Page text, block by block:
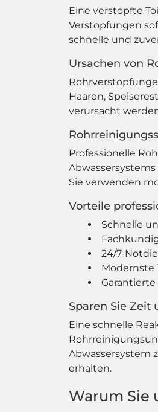
Eine verstopfte
Verstopfungen
schnelle und
Ursachen von
Haaren,
verursacht
Professionelle
Sie verwenden
Vorteile
Schnelle
24/7-
Modernste
Sparen Sie Zeit
Eine schnelle
Abwassersystem
erhalten.
Warum Sie